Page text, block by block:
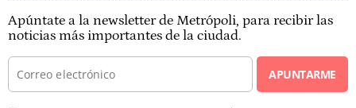
Apúntate a la newsletter de Metrópoli, para recibir las
noticias más importantes de la ciudad.
APUNTARME